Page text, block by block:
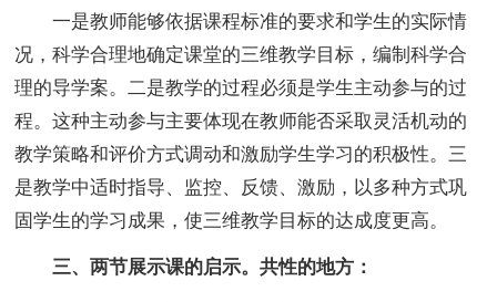
一是教师能够依据课程标准的要求和学生的实际情
况，科学合理地确定课堂的三维教学目标，编制科学合
理的导学案。二是教学的过程必须是学生主动参与的过
程。这种主动参与主要体现在教师能否采取灵活机动的
教学策略和评价方式调动和激励学生学习的积极性。三
是教学中适时指导、监控、反馈、激励，以多种方式巩
固学生的学习成果，使三维教学目标的达成度更高。
三、两节展示课的启示。共性的地方：